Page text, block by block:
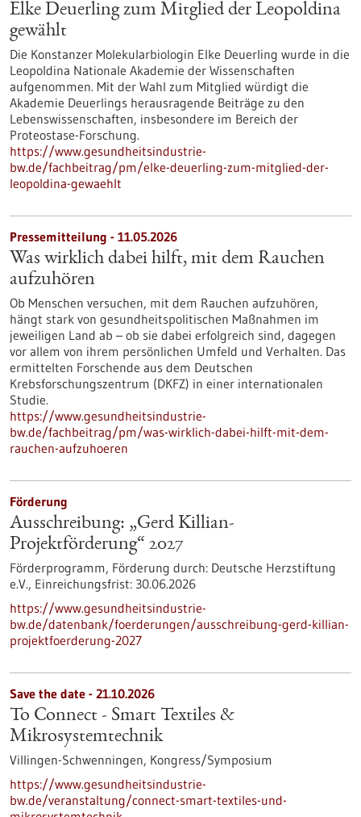
Elke Deuerling zum Mitglied der Leopoldina
gewählt
Die Konstanzer Molekularbiologin Elke Deuerling wurde in die
Leopoldina Nationale Akademie der Wissenschaften
aufgenommen. Mit der Wahl zum Mitglied würdigt die
Akademie Deuerlings herausragende Beiträge zu den
Lebenswissenschaften, insbesondere im Bereich der
Proteostase-Forschung.
https://www.gesundheitsindustrie-
bw.de/fachbeitrag/pm/elke-deuerling-zum-mitglied-der-
leopoldina-gewaehlt
Pressemitteilung - 11.05.2026
Was wirklich dabei hilft, mit dem Rauchen
aufzuhören
Ob Menschen versuchen, mit dem Rauchen aufzuhören,
hängt stark von gesundheitspolitischen Maßnahmen im
jeweiligen Land ab – ob sie dabei erfolgreich sind, dagegen
vor allem von ihrem persönlichen Umfeld und Verhalten. Das
ermittelten Forschende aus dem Deutschen
Krebsforschungszentrum (DKFZ) in einer internationalen
Studie.
https://www.gesundheitsindustrie-
bw.de/fachbeitrag/pm/was-wirklich-dabei-hilft-mit-dem-
rauchen-aufzuhoeren
Förderung
Ausschreibung: „Gerd Killian-
Projektförderung“ 2027
Förderprogramm, Förderung durch: Deutsche Herzstiftung
e.V., Einreichungsfrist: 30.06.2026
https://www.gesundheitsindustrie-
bw.de/datenbank/foerderungen/ausschreibung-gerd-killian-
projektfoerderung-2027
Save the date - 21.10.2026
To Connect - Smart Textiles &
Mikrosystemtechnik
Villingen-Schwenningen, Kongress/Symposium
https://www.gesundheitsindustrie-
bw.de/veranstaltung/connect-smart-textiles-und-